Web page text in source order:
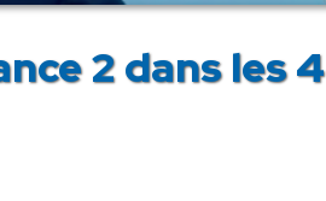
2 dans les 4